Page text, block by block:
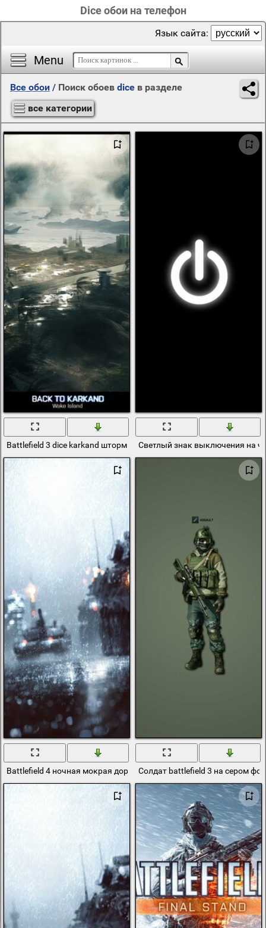
Dice обои на телефон
Menu
Язык сайта:
Все обои / Поиск обоев dice в разделе
все категории
Battlefield 3 dice karkand шторм Светлый знак выключения на
Battlefield 4 ночная мокрая дорога под дождёмСолдат battlefield 3 на сером